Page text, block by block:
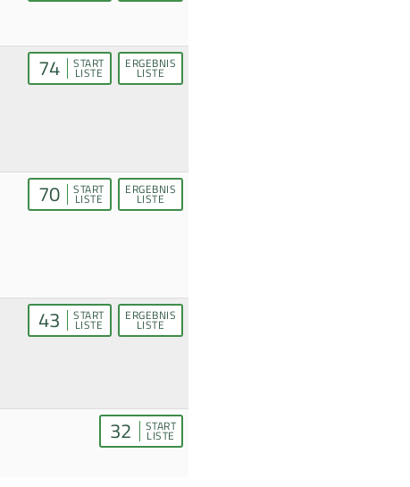
74 START
LISTE
ERGEBNIS
LISTE
70 START
LISTE
ERGEBNIS
LISTE
43 START
LISTE
ERGEBNIS
LISTE
32 START
LISTE